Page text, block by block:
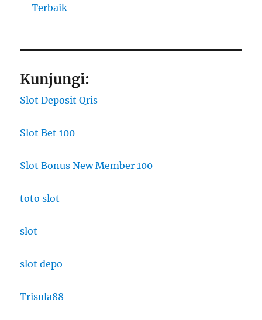
Terbaik
Kunjungi:
Slot Deposit Qris
Slot Bet 100
Slot Bonus New Member 100
toto slot
slot
slot depo
Trisula88